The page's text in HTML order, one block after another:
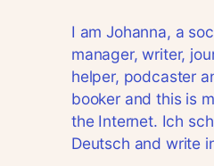
I am Johanna, a
manager, writer,
helper, podcaster
booker and this is
the Internet. Ich
Deutsch and write